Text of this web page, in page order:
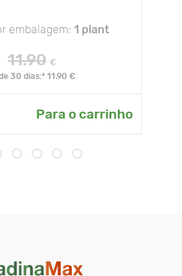
embalagem: 1 plant
11.90 €
30 dias:* 11.90 €
Para o carrinho